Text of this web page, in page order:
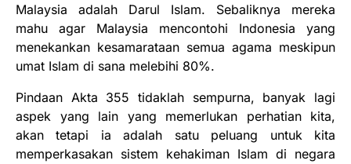
Malaysia adalah Darul Islam. Sebaliknya mereka
mahu agar Malaysia mencontohi Indonesia yang
menekankan kesamarataan semua agama meskipun
umat Islam di sana melebihi 80%.
Pindaan Akta 355 tidaklah sempurna, banyak lagi
aspek yang lain yang memerlukan perhatian kita,
akan tetapi ia adalah satu peluang untuk kita
memperkasakan sistem kehakiman Islam di negara